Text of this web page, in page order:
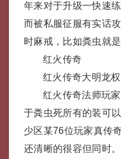
年来对于升级一快速
而被私服征服有实话
时麻戒，比如粪虫就
红火传奇
红火传奇大明龙
红火传奇法师玩
于粪虫死所有的装可
少区某76位玩家真传
还清晰的很容但同时